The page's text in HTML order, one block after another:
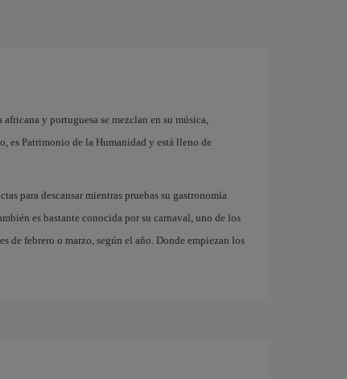
y portuguesa se mezclan en su música,
es Patrimonio de la Humanidad y está lleno de
para descansar mientras pruebas su gastronomía
es bastante conocida por su carnaval, uno de los
de febrero o marzo, según el año. Donde empiezan los